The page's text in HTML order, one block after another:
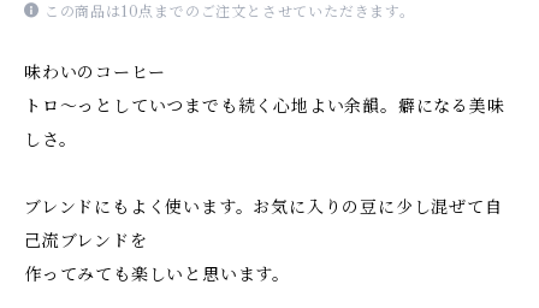
この商品は10点までのご注文とさせていただきます。
味わいのコーヒー
トロ～っとしていつまでも続く心地よい余韻。癖になる美味
しさ。
ブレンドにもよく使います。お気に入りの豆に少し混ぜて自
己流ブレンドを
作ってみても楽しいと思います。